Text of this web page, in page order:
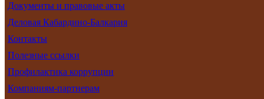
Документы и правовые акты
Деловая Кабардино-Балкария
Контакты
Полезные ссылки
Профилактика коррупции
Компаниям-партнерам